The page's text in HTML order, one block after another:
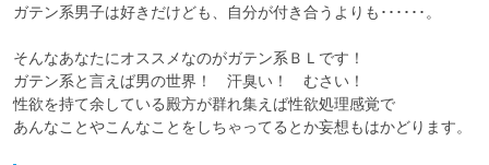
ガテン系男子は好きだけども、自分が付き合うよりも･･････。
そんなあなたにオススメなのがガテン系ＢＬです！
ガテン系と言えば男の世界！　汗臭い！　むさい！
性欲を持て余している殿方が群れ集えば性欲処理感覚で
あんなことやこんなことをしちゃってるとか妄想もはかどります。